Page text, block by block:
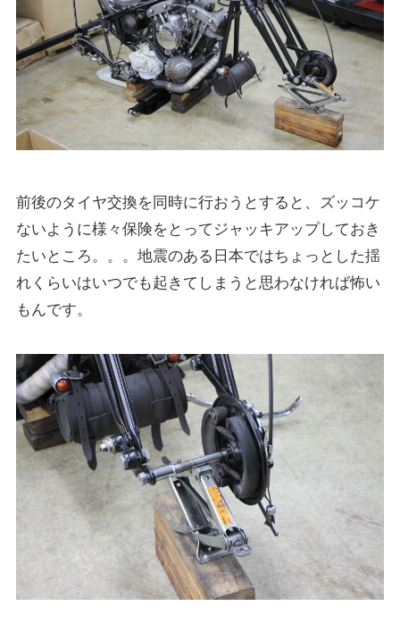
前後のタイヤ交換を同時に行おうとすると、ズッコケ
ないように様々保険をとってジャッキアップしておき
たいところ。。。地震のある日本ではちょっとした揺
れくらいはいつでも起きてしまうと思わなければ怖い
もんです。